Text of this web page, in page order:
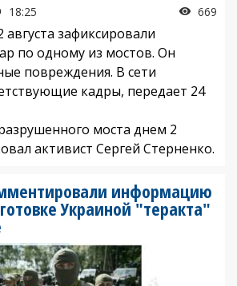
18:25 669
зафиксировали
по одному из мостов. Он
повреждения. В сети
кадры, передает 24
моста днем 2
активист Сергей Стерненко.
информацию
Украиной "теракта"